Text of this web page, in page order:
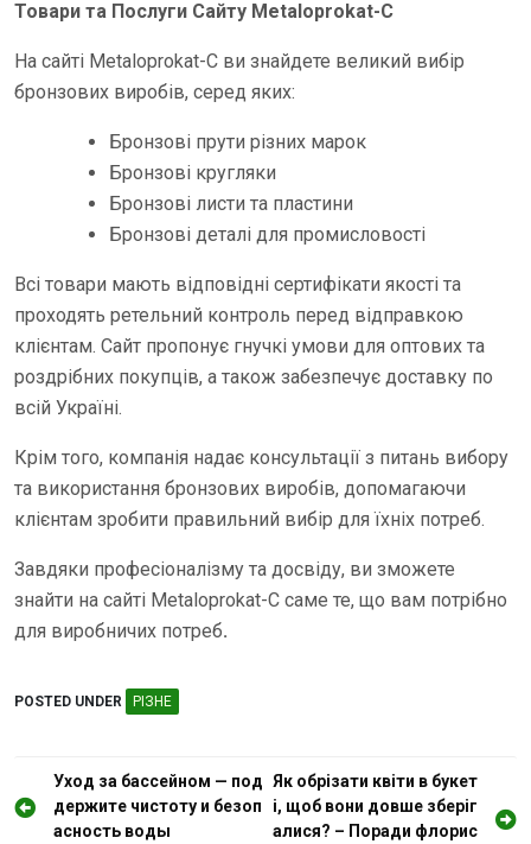
Товари та Послуги Сайту Metaloprokat-C
На сайті Metaloprokat-C ви знайдете великий вибір
бронзових виробів, серед яких:
Бронзові прути різних марок
Бронзові кругляки
Бронзові листи та пластини
Бронзові деталі для промисловості
Всі товари мають відповідні сертифікати якості та
проходять ретельний контроль перед відправкою
клієнтам. Сайт пропонує гнучкі умови для оптових та
роздрібних покупців, а також забезпечує доставку по
всій Україні.
Крім того, компанія надає консультації з питань вибору
та використання бронзових виробів, допомагаючи
клієнтам зробити правильний вибір для їхніх потреб.
Завдяки професіоналізму та досвіду, ви зможете
знайти на сайті Metaloprokat-C саме те, що вам потрібно
для виробничих потреб.
POSTED UNDER РІЗНЕ
Н
а
Уход за бассейном — под
держите чистоту и безоп
асность воды
Як обрізати квіти в букет
і, щоб вони довше зберіг
алися? – Поради флорис